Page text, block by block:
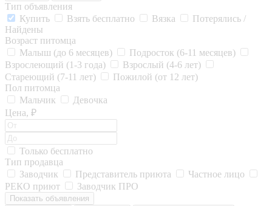
Тип объявления
Купить
Взять бесплатно Вязка
Потерялись /
Найдены
Возраст питомца
Малыш (до 6 месяцев)
Подросток (6-11 месяцев)
Взрослеющий (1-3 года)
Взрослый (4-6 лет)
Стареющий (7-11 лет)
Пожилой (от 12 лет)
Пол питомца
Мальчик
Девочка
Цена, ₽
Только бесплатно
Тип продавца
Заводчик
Представитель приюта
Частное лицо
РЕКО приют
Заводчик ПРО
Показать объявления